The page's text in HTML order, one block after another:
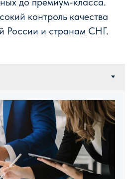
контроль качества
России и странам СНГ.